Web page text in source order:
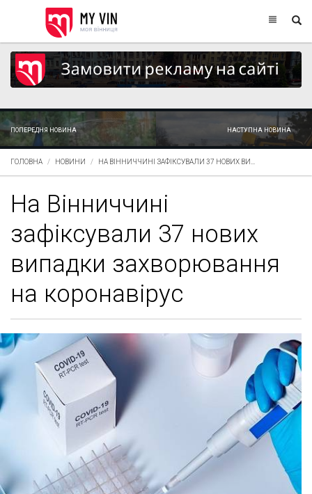
ПОПЕРЕДНЯ НОВИНА НАСТУПНА НОВИНА
ГОЛОВНА НОВИНИ НА ВІННИЧЧИНІ ЗАФІКСУВАЛИ 37 НОВИХ ВИ...
На Вінниччині
зафіксували 37 нових
випадки захворювання
на коронавірус